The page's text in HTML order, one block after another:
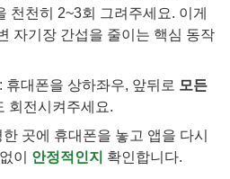
천천히 2~3회 그려주세요. 이게
자기장 간섭을 줄이는 핵심 동작
휴대폰을 상하좌우, 앞뒤로 모든
회전시켜주세요.
한 곳에 휴대폰을 놓고 앱을 다시
이 안정적인지 확인합니다.